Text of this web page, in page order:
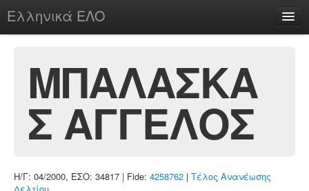
Ελληνικά ΕΛΟ
chesstu.be @ discord
Login
ΜΠΑΛΑΣΚΑ
Σ ΑΓΓΕΛΟΣ
Η/Γ: 04/2000, ΕΣΟ: 34817 | Fide: 4258762 | Τέλος Ανανέωσης